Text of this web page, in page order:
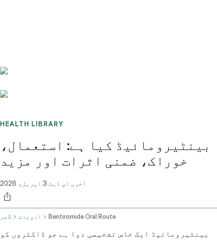
HEALTH LIBRARY
بینٹیرومائیڈ کیا ہے: استعمال،
خوراک، ضمنی اثرات اور مزید
آخری اپ ڈیٹ 3 اپریل، 2026
گھر ادویات Bentiromide Oral Route
بینٹیرومائیڈ ایک خاص تشخیصی دوا ہے جو ڈاکٹروں کو